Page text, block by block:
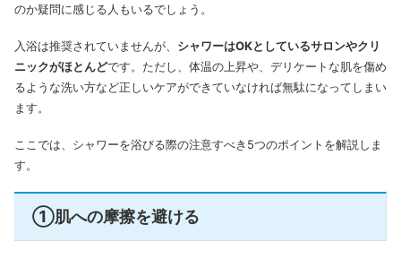
のか疑問に感じる人もいるでしょう。
入浴は推奨されていませんが、 シャワーはOKとしているサロンやクリ
ニックがほとんどです。ただし、体温の上昇や、デリケートな肌を傷め
るような洗い方など正しいケアができていなければ無駄になってしまい
ます。
ここでは、シャワーを浴びる際の注意すべき5つのポイントを解説しま
す。
①肌への摩擦を避ける